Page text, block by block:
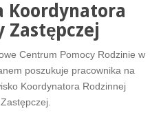
Koordynatora
Zastępczej
Centrum Pomocy Rodzinie w
poszukuje pracownika na
Koordynatora Rodzinnej